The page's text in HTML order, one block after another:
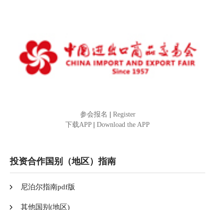
参会报名
Register
下载APP
Download the APP
投资合作国别（地区）指南
尼泊尔指南pdf版
其他国别(地区)